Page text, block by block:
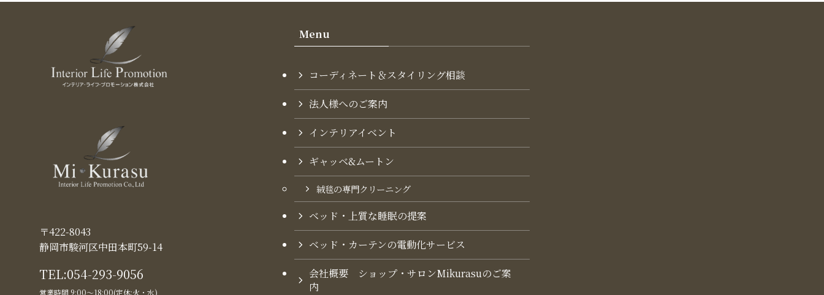
〒422-8043
静岡市駿河区中田本町59-14
TEL:054-293-9056
営業時間 9:00〜18:00(定休:火・水)
Menu
コーディネート＆スタイリング​相談
法人様へのご案内
インテリアイベント
ギャッベ&ムートン
絨毯の専門クリーニング
ベッド・上質な睡眠の提案
ベッド・カーテンの電動化サービス
会社概要 ショップ・サロンMikurasuのご案
内​